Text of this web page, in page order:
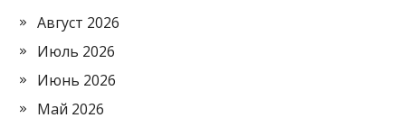
Август 2026
Июль 2026
Июнь 2026
Май 2026